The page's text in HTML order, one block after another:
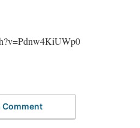
Comment